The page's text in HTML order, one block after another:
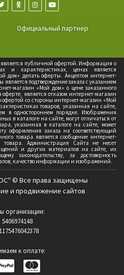
Официальный партнер
публичной офертой. Информация о
и характеристиках, ценах является
дом» делать оферты. Акцептом интернет-
подтверждение заказа с указанием
магазин «Мой дом» о цене заказанного
является отказом интернет-магазин
со стороны интернет-магазин «Мой
товаров, указанная на сайте,
в одностороннем порядке. Изображения
в каталоге на сайте, могут отличаться от
указанная в каталоге на сайте, может
оформления заказа на соответствующий
товара является сообщение интернет-
Администрация Сайта не несет
и других материалов на сайте, их
законодательству, за достоверность
качество информации и изображений.
© Все права защищены
и продвижение сайтов
организации:
к оплате: